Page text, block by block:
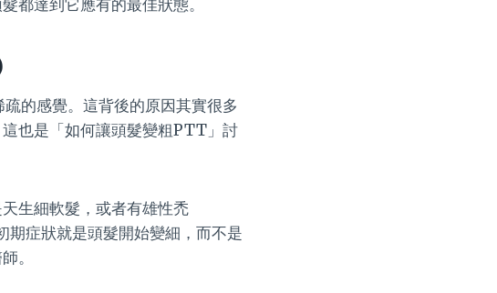
都達到它應有的最佳狀態。
的感覺。這背後的原因其實很多
也是「如何讓頭髮變粗PTT」討
生細軟髮，或者有雄性禿
期症狀就是頭髮開始變細，而不是
。